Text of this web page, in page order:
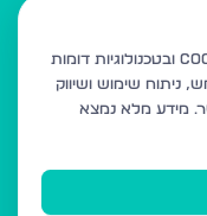
אתר רשות היחיד עושה שימוש בקבצי Cookie ובטכנולוגיות דומות
ניתוח שימוש ושיווק
מידע מלא נמצא